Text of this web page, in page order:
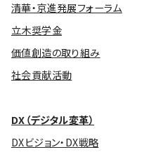
清華・京進発展フォーラム
立木奨学金
価値創造の取り組み
社会貢献活動
DX（デジタル変革）
DXビジョン・DX戦略